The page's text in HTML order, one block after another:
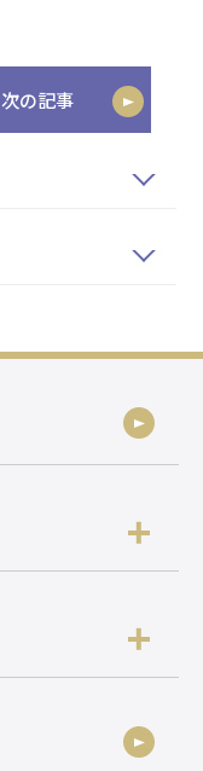
次の記事